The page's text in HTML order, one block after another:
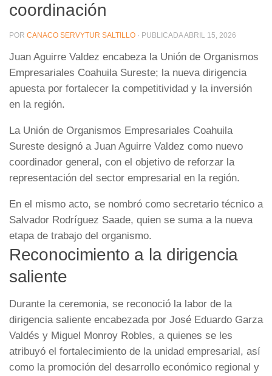
coordinación
POR CANACO SERVYTUR SALTILLO · PUBLICADAABRIL 15, 2026
Juan Aguirre Valdez encabeza la Unión de Organismos
Empresariales Coahuila Sureste; la nueva dirigencia
apuesta por fortalecer la competitividad y la inversión
en la región.
La Unión de Organismos Empresariales Coahuila
Sureste designó a Juan Aguirre Valdez como nuevo
coordinador general, con el objetivo de reforzar la
representación del sector empresarial en la región.
En el mismo acto, se nombró como secretario técnico a
Salvador Rodríguez Saade, quien se suma a la nueva
etapa de trabajo del organismo.
Reconocimiento a la dirigencia
saliente
Durante la ceremonia, se reconoció la labor de la
dirigencia saliente encabezada por José Eduardo Garza
Valdés y Miguel Monroy Robles, a quienes se les
atribuyó el fortalecimiento de la unidad empresarial, así
como la promoción del desarrollo económico regional y